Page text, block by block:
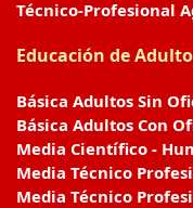
Técnico-Profesional
Educación de
Básica Adultos Sin
Básica Adultos Con
Media Científico -
Media Técnico
Media Técnico